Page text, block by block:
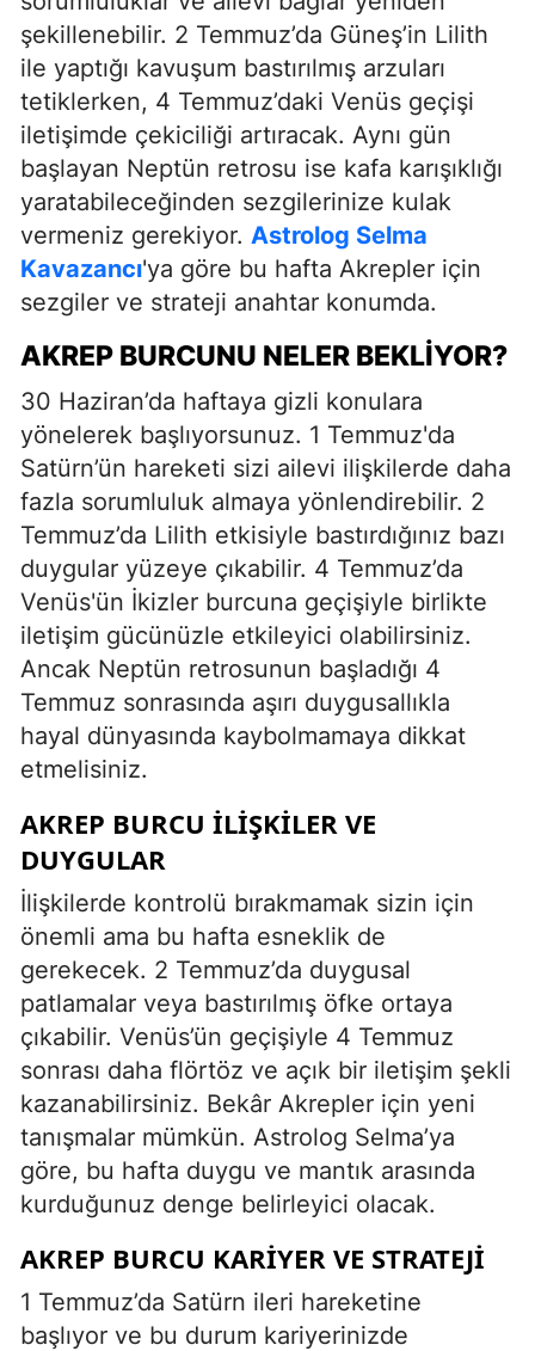
şekillenebilir. 2 Temmuz’da Güneş’in Lilith
ile yaptığı kavuşum bastırılmış arzuları
tetiklerken, 4 Temmuz’daki Venüs geçişi
iletişimde çekiciliği artıracak. Aynı gün
başlayan Neptün retrosu ise kafa karışıklığı
yaratabileceğinden sezgilerinize kulak
vermeniz gerekiyor. Astrolog Selma
Kavazancı'ya göre bu hafta Akrepler için
sezgiler ve strateji anahtar konumda.
AKREP BURCUNU NELER BEKLIYOR?
30 Haziran’da haftaya gizli konulara
yönelerek başlıyorsunuz. 1 Temmuz'da
Satürn’ün hareketi sizi ailevi ilişkilerde daha
fazla sorumluluk almaya yönlendirebilir. 2
Temmuz’da Lilith etkisiyle bastırdığınız bazı
duygular yüzeye çıkabilir. 4 Temmuz’da
Venüs'ün İkizler burcuna geçişiyle birlikte
iletişim gücünüzle etkileyici olabilirsiniz.
Ancak Neptün retrosunun başladığı 4
Temmuz sonrasında aşırı duygusallıkla
hayal dünyasında kaybolmamaya dikkat
etmelisiniz.
AKREP BURCU İLIŞKILER VE
DUYGULAR
İlişkilerde kontrolü bırakmamak sizin için
önemli ama bu hafta esneklik de
gerekecek. 2 Temmuz’da duygusal
patlamalar veya bastırılmış öfke ortaya
çıkabilir. Venüs’ün geçişiyle 4 Temmuz
sonrası daha flörtöz ve açık bir iletişim şekli
kazanabilirsiniz. Bekâr Akrepler için yeni
tanışmalar mümkün. Astrolog Selma’ya
göre, bu hafta duygu ve mantık arasında
kurduğunuz denge belirleyici olacak.
AKREP BURCU KARIYER VE STRATEJI
1 Temmuz’da Satürn ileri hareketine
başlıyor ve bu durum kariyerinizde